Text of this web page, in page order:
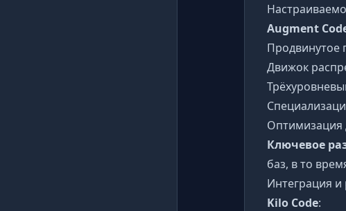
Augment
Продвинутое
Движок
Оптимизация
Ключевое
баз, в то
Интеграция
Kilo Code: